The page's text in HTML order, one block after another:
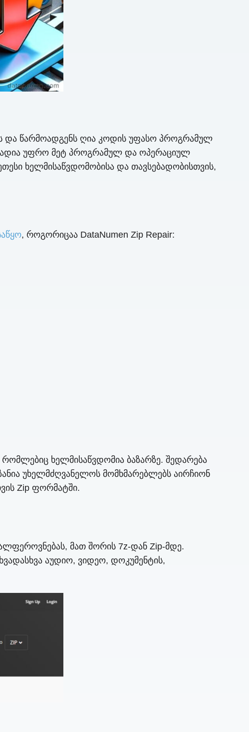
და წარმოადგენს ღია კოდის უფასო პროგრამულ
უფრო მეტ პროგრამულ და ოპერაციულ
ხელმისაწვდომობისა და თავსებადობისთვის,
, როგორიცაა DataNumen Zip Repair:
ხელმისაწვდომია ბაზარზე. შედარება
უხელმძღვანელოს მომხმარებლებს აირჩიონ
Zip ფორმატში.
მათ შორის 7z-დან Zip-მდე.
აუდიო, ვიდეო, დოკუმენტის,